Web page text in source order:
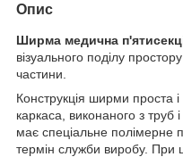
Опис
Ширма медична
візуального поділу
частини.
Конструкція ширми проста
каркаса, виконаного з труб
має спеціальне полімерне
термін служби виробу. При